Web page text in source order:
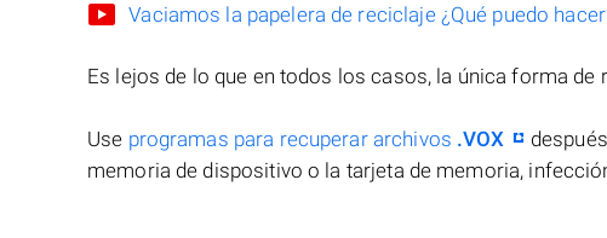
Vaciamos la papelera de reciclaje ¿Qué puedo
Es lejos de lo que en todos los casos, la única forma de
Use programas para recuperar archivos .VOX
memoria de dispositivo o la tarjeta de memoria,